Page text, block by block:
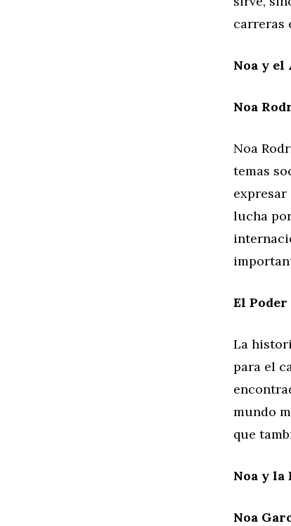
carreras
Noa y el
Noa
Noa
temas
lucha
El
La
para el
mundo
que
Noa y la
Noa